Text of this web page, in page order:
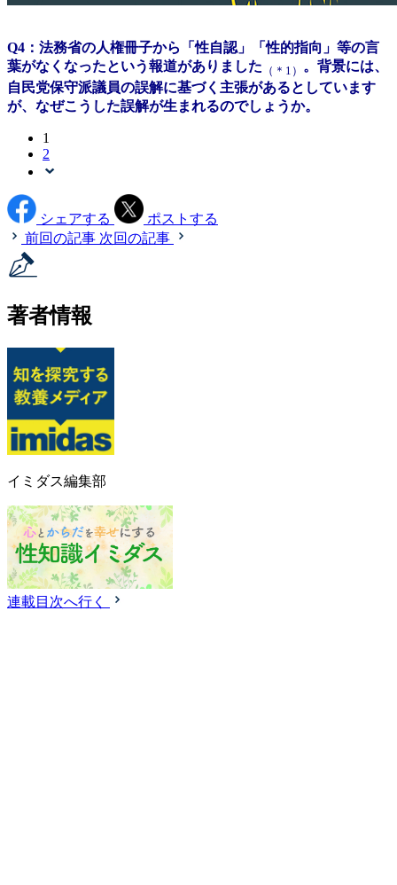
Q4：法務省の人権冊子から「性自認」「性的指向」等の言
葉がなくなったという報道がありました （＊1） 。背景には、
自民党保守派議員の誤解に基づく主張があるとしています
が、なぜこうした誤解が生まれるのでしょうか。
1
2
シェアする
ポストする
前回の記事 次回の記事
著者情報
イミダス編集部
連載目次へ行く